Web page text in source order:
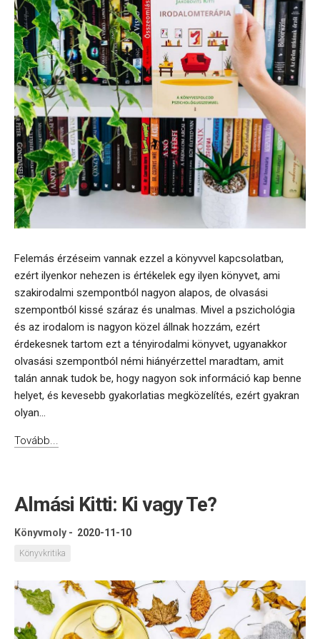
Felemás érzéseim vannak ezzel a könyvvel kapcsolatban,
ezért ilyenkor nehezen is értékelek egy ilyen könyvet, ami
szakirodalmi szempontból nagyon alapos, de olvasási
szempontból kissé száraz és unalmas. Mivel a pszichológia
és az irodalom is nagyon közel állnak hozzám, ezért
érdekesnek tartom ezt a tényirodalmi könyvet, ugyanakkor
olvasási szempontból némi hiányérzettel maradtam, amit
talán annak tudok be, hogy nagyon sok információ kap benne
helyet, és kevesebb gyakorlatias megközelítés, ezért gyakran
olyan...
Tovább...
Almási Kitti: Ki vagy Te?
Könyvmoly - 2020-11-10
Könyvkritika